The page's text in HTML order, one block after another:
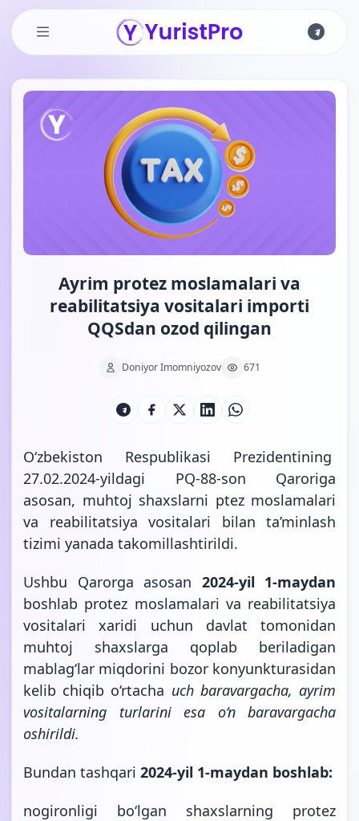
Skip to main content
Ayrim protez moslamalari va
reabilitatsiya vositalari importi
QQSdan ozod qilingan
Doniyor Imomniyozov 671
O‘zbekiston Respublikasi Prezidentining
27.02.2024-yildagi PQ-88-son Qaroriga
asosan, muhtoj shaxslarni ptez moslamalari
va reabilitatsiya vositalari bilan ta’minlash
tizimi yanada takomillashtirildi.
Ushbu Qarorga asosan 2024-yil 1-maydan
boshlab protez moslamalari va reabilitatsiya
vositalari xaridi uchun davlat tomonidan
muhtoj shaxslarga qoplab beriladigan
mablag‘lar miqdorini bozor konyunkturasidan
kelib chiqib o‘rtacha uch baravargacha, ayrim
vositalarning turlarini esa o‘n baravargacha
oshirildi.
Bundan tashqari 2024-yil 1-maydan boshlab:
nogironligi bo‘lgan shaxslarning protez